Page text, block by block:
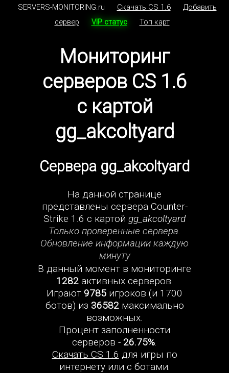
SERVERS-MONITORING.ru Скачать CS 1.6
Добавить
сервер
VIP статус Топ карт
Мониторинг
серверов CS 1.6
с картой
gg_akcoltyard
Сервера gg_akcoltyard
На данной странице
представлены сервера Counter-
Strike 1.6 с картой gg_akcoltyard
Только проверенные сервера.
Обновление информации каждую
минуту
В данный момент в мониторинге
1282активных серверов.
Играют 9785 игроков (и 1700
ботов) из 36582максимально
возможных.
Процент заполненности
серверов - 26.75%.
Скачать CS 1.6 для игры по
интернету или с ботами.